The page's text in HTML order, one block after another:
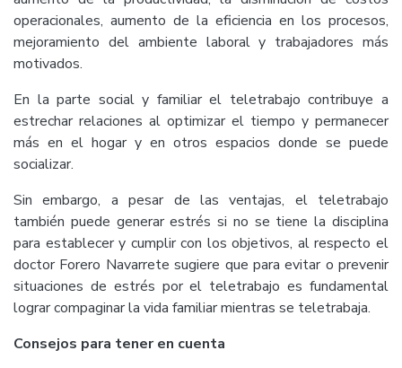
operacionales, aumento de la eficiencia en los procesos,
mejoramiento del ambiente laboral y trabajadores más
motivados.
En la parte social y familiar el teletrabajo contribuye a
estrechar relaciones al optimizar el tiempo y permanecer
más en el hogar y en otros espacios donde se puede
socializar.
Sin embargo, a pesar de las ventajas, el teletrabajo
también puede generar estrés si no se tiene la disciplina
para establecer y cumplir con los objetivos, al respecto el
doctor Forero Navarrete sugiere que para evitar o prevenir
situaciones de estrés por el teletrabajo es fundamental
lograr compaginar la vida familiar mientras se teletrabaja.
Consejos para tener en cuenta